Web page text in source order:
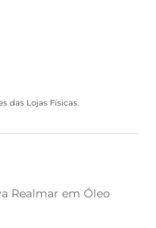
das Lojas Físicas.
Realmar em Óleo